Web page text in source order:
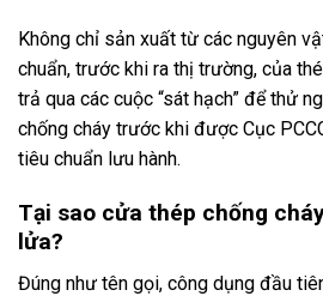
Không chỉ sản xuất từ các nguyên
chuẩn, trước khi ra thị trường, của
trả qua các cuộc “sát hạch” để thử
chống cháy trước khi được Cục
tiêu chuẩn lưu hành.
Tại sao cửa thép chống
lửa?
Đúng như tên gọi, công dụng đầu